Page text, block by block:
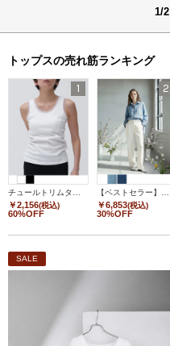
1/2
トップスの売れ筋ランキング
1
￥2,156(税込)
60%OFF
2
￥6,853(税込)
30%OFF
SALE